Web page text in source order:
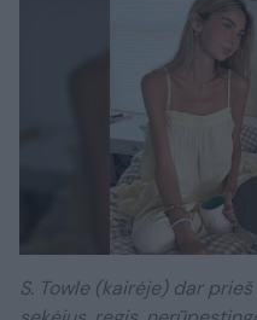
S. Towle (kairėje) dar